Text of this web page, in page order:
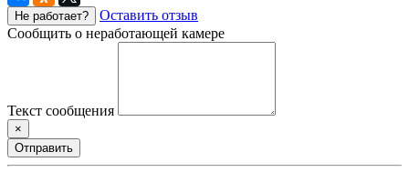
Не работает?
Оставить отзыв
Сообщить о неработающей камере
Текст сообщения
×
Отправить